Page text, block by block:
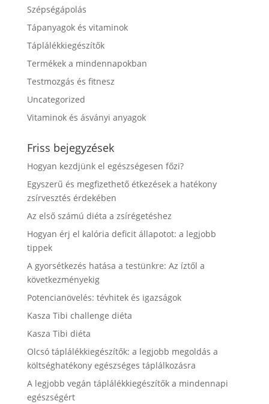
Szépségápolás
Tápanyagok és vitaminok
Táplálékkiegészítők
Termékek a mindennapokban
Testmozgás és fitnesz
Uncategorized
Vitaminok és ásványi anyagok
Friss bejegyzések
Hogyan kezdjünk el egészségesen főzi?
Egyszerű és megfizethető étkezések a hatékony
zsírvesztés érdekében
Az első számú diéta a zsírégetéshez
Hogyan érj el kalória deficit állapotot: a legjobb
tippek
A gyorsétkezés hatása a testünkre: Az íztől a
következményekig
Potencianövelés: tévhitek és igazságok
Kasza Tibi challenge diéta
Kasza Tibi diéta
Olcsó táplálékkiegészítők: a legjobb megoldás a
költséghatékony egészséges táplálkozásra
A legjobb vegán táplálékkiegészítők a mindennapi
egészségért